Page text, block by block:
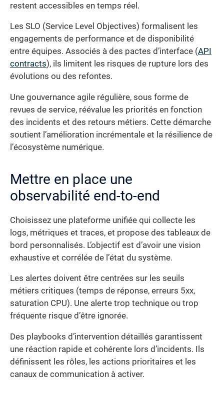
restent accessibles en temps réel.
Les SLO (Service Level Objectives) formalisent les
engagements de performance et de disponibilité
entre équipes. Associés à des pactes d’interface (API
contracts), ils limitent les risques de rupture lors des
évolutions ou des refontes.
Une gouvernance agile régulière, sous forme de
revues de service, réévalue les priorités en fonction
des incidents et des retours métiers. Cette démarche
soutient l’amélioration incrémentale et la résilience de
l’écosystème numérique.
Mettre en place une
observabilité end-to-end
Choisissez une plateforme unifiée qui collecte les
logs, métriques et traces, et propose des tableaux de
bord personnalisés. L’objectif est d’avoir une vision
exhaustive et corrélée de l’état du système.
Les alertes doivent être centrées sur les seuils
métiers critiques (temps de réponse, erreurs 5xx,
saturation CPU). Une alerte trop technique ou trop
fréquente risque d’être ignorée.
Des playbooks d’intervention détaillés garantissent
une réaction rapide et cohérente lors d’incidents. Ils
définissent les rôles, les actions prioritaires et les
canaux de communication à activer.